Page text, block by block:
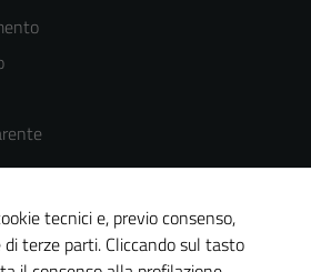
tecnici e, previo consenso,
terze parti. Cliccando sul tasto